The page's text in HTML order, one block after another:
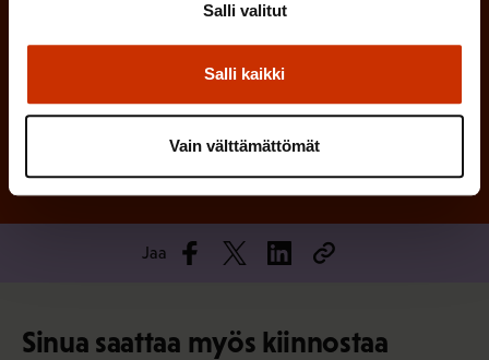
Salli kaikki
Salli valitut
Vain välttämättömät
Jaa
Sinua saattaa myös kiinnostaa